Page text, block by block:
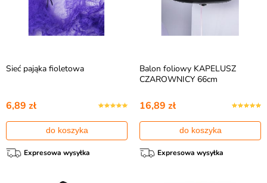
Sieć pająka fioletowa
6,89 zł
do koszyka
Expresowa wysyłka
Balon foliowy KAPELUSZ
CZAROWNICY 66cm
16,89 zł
do koszyka
Expresowa wysyłka